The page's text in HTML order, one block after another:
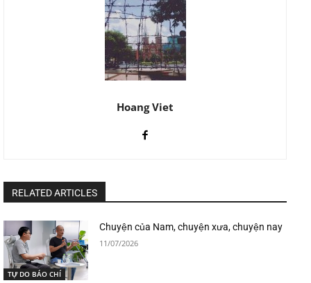
Hoang Viet
RELATED ARTICLES
TỰ DO BÁO CHÍ
Chuyện của Nam, chuyện xưa, chuyện nay
11/07/2026